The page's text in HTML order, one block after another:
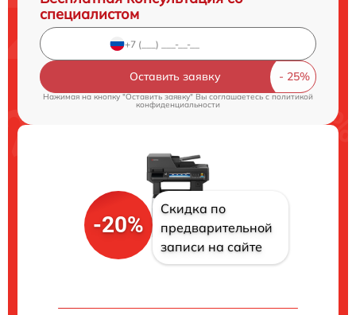
специалистом
Оставить заявку
Нажимая на кнопку "Оставить заявку" Вы соглашаетесь c политикой
конфиденциальности
-20%
Скидка по
предварительной
записи на сайте